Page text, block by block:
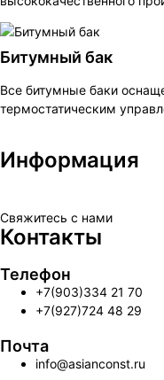
Битумный бак
Все битумные баки
термостатическим
Информация
Свяжитесь с нами
Контакты
Телефон
+7(903)334 21 70
+7(927)724 48 29
Почта
info@asianconst.ru